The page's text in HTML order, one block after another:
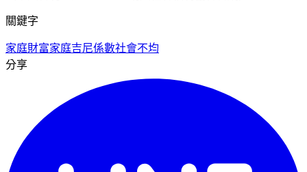
關鍵字
家庭財富家庭吉尼係數社會不均
分享